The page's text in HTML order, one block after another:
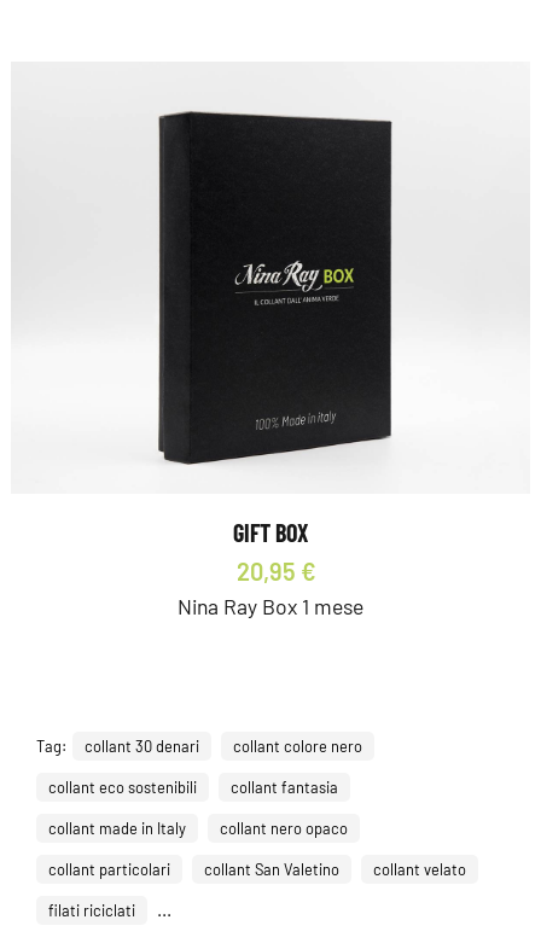
GIFT BOX
20,95 €
Nina Ray Box 1 mese
Tag: collant 30 denari collant colore nero
collant eco sostenibili collant fantasia
collant made in Italy collant nero opaco
collant particolari collant San Valetino collant velato
filati riciclati ...